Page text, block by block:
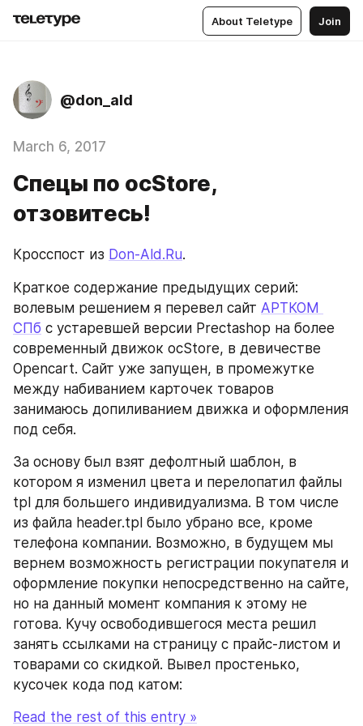
About Teletype Join
@don_ald
March 6, 2017
Спецы по ocStore,
отзовитесь!
Кросспост из Don-Ald.Ru.
Краткое содержание предыдущих серий:
волевым решением я перевел сайт АРТКОМ
СПб с устаревшей версии Prectashop на более
современный движок ocStore, в девичестве
Opencart. Сайт уже запущен, в промежутке
между набиванием карточек товаров
занимаюсь допиливанием движка и оформления
под себя.
За основу был взят дефолтный шаблон, в
котором я изменил цвета и перелопатил файлы
tpl для большего индивидуализма. В том числе
из файла header.tpl было убрано все, кроме
телефона компании. Возможно, в будущем мы
вернем возможность регистрации покупателя и
оформление покупки непосредственно на сайте,
но на данный момент компания к этому не
готова. Кучу освободившегося места решил
занять ссылками на страницу с прайс-листом и
товарами со скидкой. Вывел простенько,
кусочек кода под катом:
Read the rest of this entry »